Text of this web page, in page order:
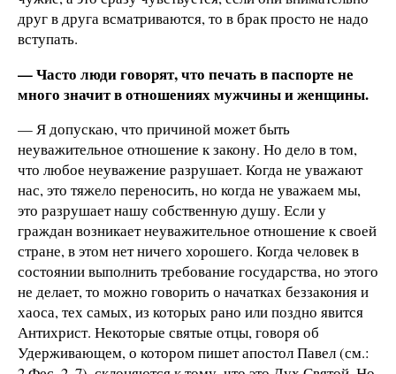
друг в друга всматриваются, то в брак просто не надо
вступать.
— Часто люди говорят, что печать в паспорте не
много значит в отношениях мужчины и женщины.
— Я допускаю, что причиной может быть
неуважительное отношение к закону. Но дело в том,
что любое неуважение разрушает. Когда не уважают
нас, это тяжело переносить, но когда не уважаем мы,
это разрушает нашу собственную душу. Если у
граждан возникает неуважительное отношение к своей
стране, в этом нет ничего хорошего. Когда человек в
состоянии выполнить требование государства, но этого
не делает, то можно говорить о начатках беззакония и
хаоса, тех самых, из которых рано или поздно явится
Антихрист. Некоторые святые отцы, говоря об
Удерживающем, о котором пишет апостол Павел (см.: